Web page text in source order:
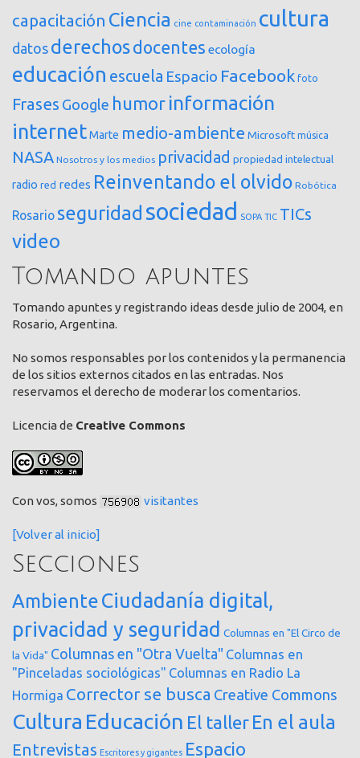
capacitación Ciencia cine contaminación cultura
datos derechosdocentes ecología
educación escuela Espacio Facebook foto
Frases Google humor información
internetMarte medio-ambiente Microsoft música
NASA Nosotros y los medios privacidad propiedad intelectual
radio red redes Reinventando el olvido Robótica
Rosario seguridad sociedad SOPA TIC TICs
video
Tomando apuntes
Tomando apuntes y registrando ideas desde julio de 2004, en
Rosario, Argentina.
No somos responsables por los contenidos y la permanencia
de los sitios externos citados en las entradas. Nos
reservamos el derecho de moderar los comentarios.
Licencia de Creative Commons
Con vos, somos visitantes
[Volver al inicio]
Secciones
AmbienteCiudadanía digital,
privacidad y seguridad Columnas en "El Circo de
la Vida" Columnas en "Otra Vuelta" Columnas en
"Pinceladas sociológicas" Columnas en Radio La
Hormiga Corrector se busca Creative Commons
Cultura Educación El taller En el aula
Entrevistas Escritores y gigantes Espacio